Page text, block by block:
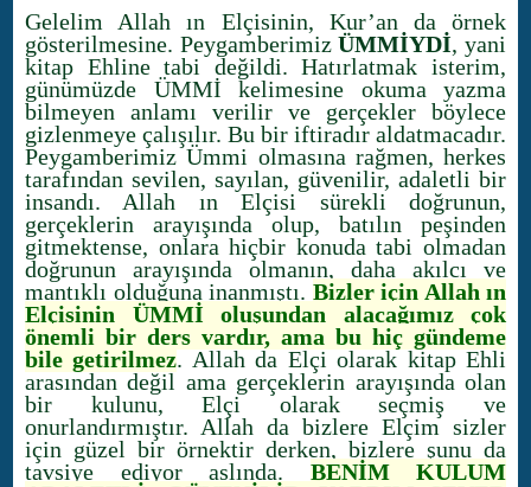
Gelelim Allah ın Elçisinin, Kur’an da örnek
gösterilmesine. PeygamberimizÜMMİYDİ, yani
kitap Ehline tabi değildi. Hatırlatmak isterim,
günümüzde ÜMMİ kelimesine okuma yazma
bilmeyen anlamı verilir ve gerçekler böylece
gizlenmeye çalışılır. Bu bir iftiradır aldatmacadır.
Peygamberimiz Ümmi olmasına rağmen, herkes
tarafından sevilen, sayılan, güvenilir, adaletli bir
insandı. Allah ın Elçisi sürekli doğrunun,
gerçeklerin arayışında olup, batılın peşinden
gitmektense, onlara hiçbir konuda tabi olmadan
doğrunun arayışında olmanın, daha akılcı ve
mantıklı olduğuna inanmıştı. Bizler için Allah ın
Elçisinin ÜMMİ oluşundan alacağımız çok
önemli bir ders vardır, ama bu hiç gündeme
bile getirilmez. Allah da Elçi olarak kitap Ehli
arasından değil ama gerçeklerin arayışında olan
bir kulunu, Elçi olarak seçmiş ve
onurlandırmıştır. Allah da bizlere Elçim sizler
için güzel bir örnektir derken, bizlere şunu da
tavsiye ediyor aslında. BENİM KULUM